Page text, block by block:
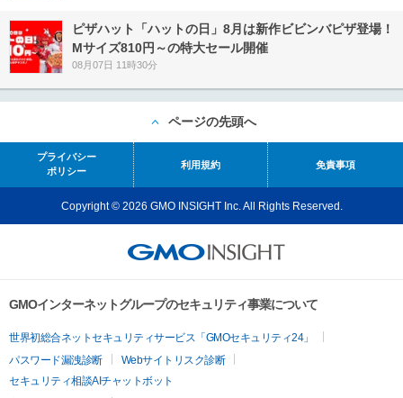
ピザハット「ハットの日」8月は新作ビビンバピザ登場！
Mサイズ810円～の特大セール開催
08月07日 11時30分
ページの先頭へ
プライバシー
ポリシー
利用規約 免責事項
Copyright © 2026 GMO INSIGHT Inc. All Rights Reserved.
GMOインターネットグループのセキュリティ事業について
世界初総合ネットセキュリティサービス「GMOセキュリティ24」
パスワード漏洩診断
Webサイトリスク診断
セキュリティ相談AIチャットボット